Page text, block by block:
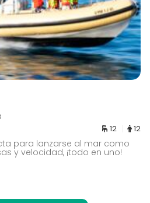
12 12
para lanzarse al mar como
y velocidad, ¡todo en uno!